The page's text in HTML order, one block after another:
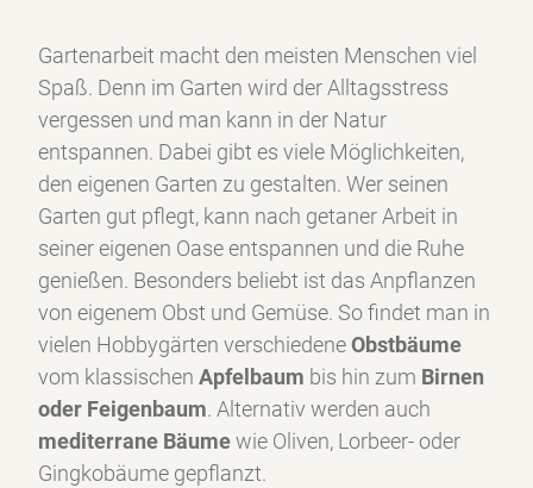
Gartenarbeit macht den meisten Menschen viel
Spaß. Denn im Garten wird der Alltagsstress
vergessen und man kann in der Natur
entspannen. Dabei gibt es viele Möglichkeiten,
den eigenen Garten zu gestalten. Wer seinen
Garten gut pflegt, kann nach getaner Arbeit in
seiner eigenen Oase entspannen und die Ruhe
genießen. Besonders beliebt ist das Anpflanzen
von eigenem Obst und Gemüse. So findet man in
vielen Hobbygärten verschiedeneObstbäume
vom klassischen Apfelbaum bis hin zum Birnen
oder Feigenbaum. Alternativ werden auch
mediterrane Bäumewie Oliven, Lorbeer- oder
Gingkobäume gepflanzt.